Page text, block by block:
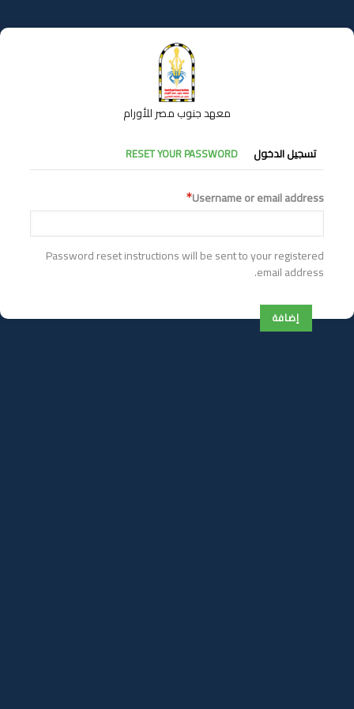
إلى
المحتوى
معهد جنوب مصر للأورام
التبويبات
الأساسية
تسجيل الدخول RESET YOUR PASSWORD
Username or email address
Password reset instructions will be sent to your registered
email address.